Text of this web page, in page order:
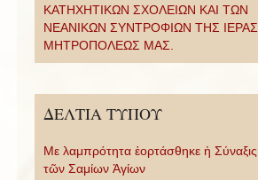
ΚΑΤΗΧΗΤΙΚΩΝ ΣΧΟΛΕΙΩΝ ΚΑΙ ΤΩΝ
ΝΕΑΝΙΚΩΝ ΣΥΝΤΡΟΦΙΩΝ ΤΗΣ ΙΕΡΑΣ
ΜΗΤΡΟΠΟΛΕΩΣ ΜΑΣ.
ΔΕΛΤΙΑ ΤΥΠΟΥ
Με λαμπρότητα ἑορτάσθηκε ἡ Σύναξις
τῶν Σαμίων Ἁγίων